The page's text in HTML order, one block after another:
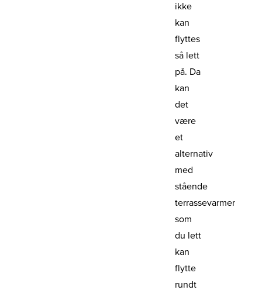
ikke
kan
flyttes
så lett
på. Da
kan
det
være
et
alternativ
med
stående
terrassevarmer
som
du lett
kan
flytte
rundt